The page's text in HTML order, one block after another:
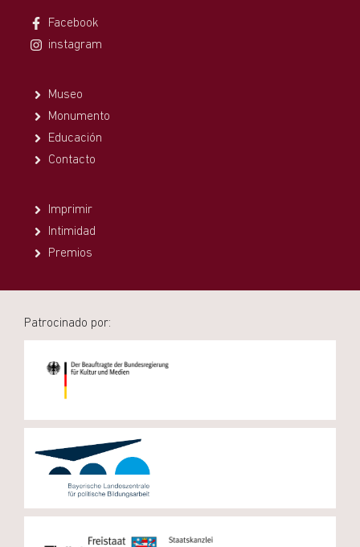
Facebook
instagram
Museo
Monumento
Educación
Contacto
Imprimir
Intimidad
Premios
Patrocinado por: